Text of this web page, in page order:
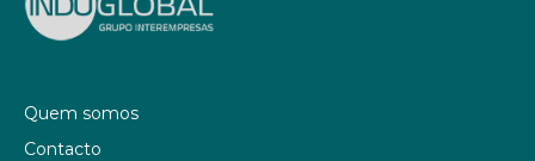
Quem somos
Contacto